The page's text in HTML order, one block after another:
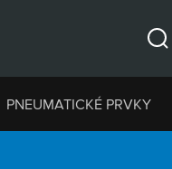
PNEUMATICKÉ PRVKY